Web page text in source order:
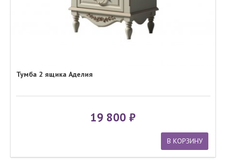
Тумба 2 ящика Аделия
19 800
В КОРЗИНУ